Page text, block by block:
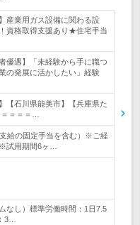
産業用ガス設備に関わる設
資格取得支援あり★住宅手当
優遇】「未経験から手に職つ
の発展に活かしたい」経験
【石川県能美市】【兵庫県た
＝＝＝…
給の固定手当を含む）※ご経
試用期間6ヶ…
なし）標準労働時間：1日7.5
3…